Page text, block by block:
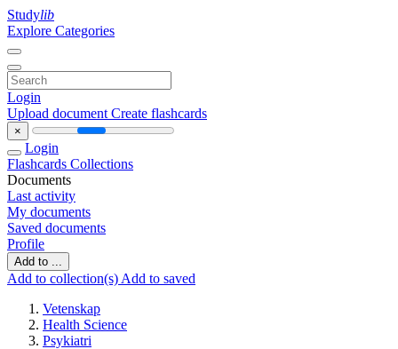
Studylib
Explore Categories
Login
Upload document Create flashcards
×
Login
Flashcards Collections
Documents
Last activity
My documents
Saved documents
Profile
Add to ...
Add to collection(s) Add to saved
Vetenskap
Health Science
Psykiatri